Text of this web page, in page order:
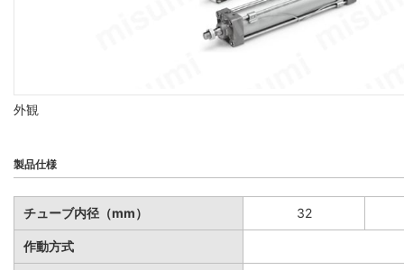
外観
製品仕様
チューブ内径（mm） 32
作動方式